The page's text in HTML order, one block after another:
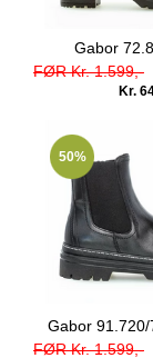
Gabor
FØR Kr. 1.599,-
Kr.
50%
Gabor
FØR Kr. 1.599,-